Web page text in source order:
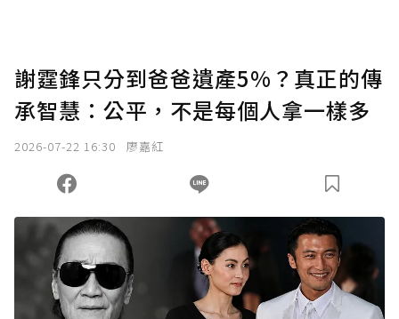
謝霆鋒只分到爸爸遺產5%？真正的傳
承智慧：公平，不是每個人拿一樣多
2026-07-22 16:30 廖嘉紅